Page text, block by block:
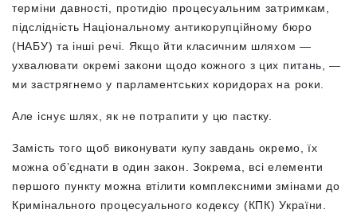
терміни давності, протидію процесуальним затримкам,
підслідність Національному антикорупційному бюро
(НАБУ) та інші речі. Якщо йти класичним шляхом —
ухвалювати окремі закони щодо кожного з цих питань, —
ми застрягнемо у парламентських коридорах на роки.
Але існує шлях, як не потрапити у цю пастку.
Замість того щоб виконувати купу завдань окремо, їх
можна об’єднати в один закон. Зокрема, всі елементи
першого пункту можна втілити комплексними змінами до
Кримінального процесуального кодексу (КПК) України.